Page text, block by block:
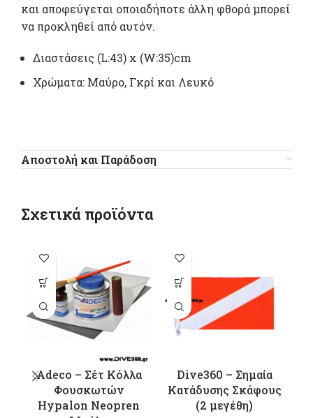
και αποφεύγεται οποιαδήποτε άλλη φθορά μπορεί
να προκληθεί από αυτόν.
Διαστάσεις (L:43) x (W:35)cm
Χρώματα: Μαύρο, Γκρί και Λευκό
Αποστολή και Παράδοση
Σχετικά προϊόντα
Adeco – Σέτ Κόλλα
Φουσκωτών
Hypalon Neopren
Dive360 – Σημαία
Κατάδυσης Σκάφους
(2 μεγέθη)
Αυτό το
προϊόν έχει
πολλαπλές
παραλλαγές.
Οι επιλογές
επιλεγούν
στη σελίδα
του